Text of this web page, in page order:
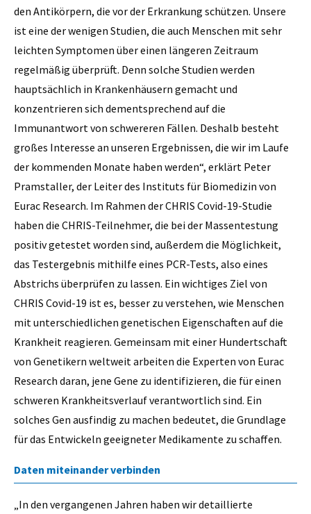
den Antikörpern, die vor der Erkrankung schützen. Unsere
ist eine der wenigen Studien, die auch Menschen mit sehr
leichten Symptomen über einen längeren Zeitraum
regelmäßig überprüft. Denn solche Studien werden
hauptsächlich in Krankenhäusern gemacht und
konzentrieren sich dementsprechend auf die
Immunantwort von schwereren Fällen. Deshalb besteht
großes Interesse an unseren Ergebnissen, die wir im Laufe
der kommenden Monate haben werden“, erklärt Peter
Pramstaller, der Leiter des Instituts für Biomedizin von
Eurac Research. Im Rahmen der CHRIS Covid-19-Studie
haben die CHRIS-Teilnehmer, die bei der Massentestung
positiv getestet worden sind, außerdem die Möglichkeit,
das Testergebnis mithilfe eines PCR-Tests, also eines
Abstrichs überprüfen zu lassen. Ein wichtiges Ziel von
CHRIS Covid-19 ist es, besser zu verstehen, wie Menschen
mit unterschiedlichen genetischen Eigenschaften auf die
Krankheit reagieren. Gemeinsam mit einer Hundertschaft
von Genetikern weltweit arbeiten die Experten von Eurac
Research daran, jene Gene zu identifizieren, die für einen
schweren Krankheitsverlauf verantwortlich sind. Ein
solches Gen ausfindig zu machen bedeutet, die Grundlage
für das Entwickeln geeigneter Medikamente zu schaffen.
Daten miteinander verbinden
„In den vergangenen Jahren haben wir detaillierte